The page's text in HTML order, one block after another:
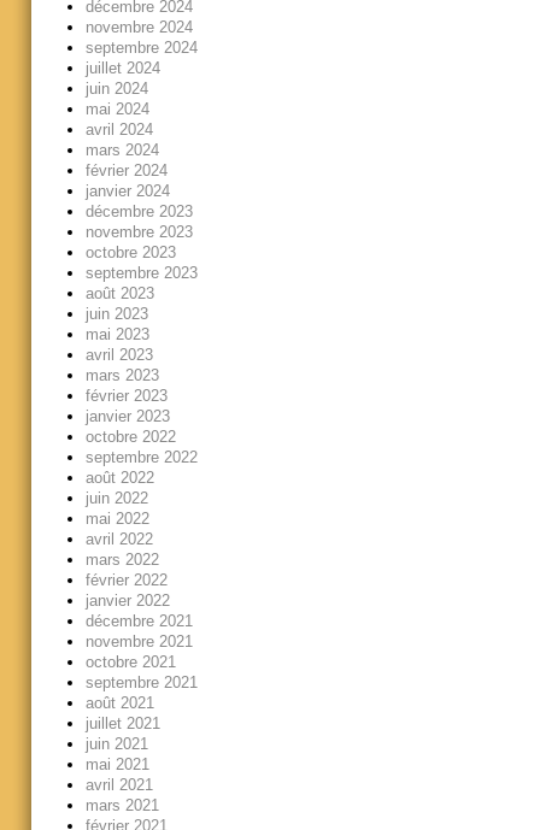
décembre 2024
novembre 2024
septembre 2024
juillet 2024
juin 2024
mai 2024
avril 2024
mars 2024
février 2024
janvier 2024
décembre 2023
novembre 2023
octobre 2023
septembre 2023
août 2023
juin 2023
mai 2023
avril 2023
mars 2023
février 2023
janvier 2023
octobre 2022
septembre 2022
août 2022
juin 2022
mai 2022
avril 2022
mars 2022
février 2022
janvier 2022
décembre 2021
novembre 2021
octobre 2021
septembre 2021
août 2021
juillet 2021
juin 2021
mai 2021
avril 2021
mars 2021
février 2021